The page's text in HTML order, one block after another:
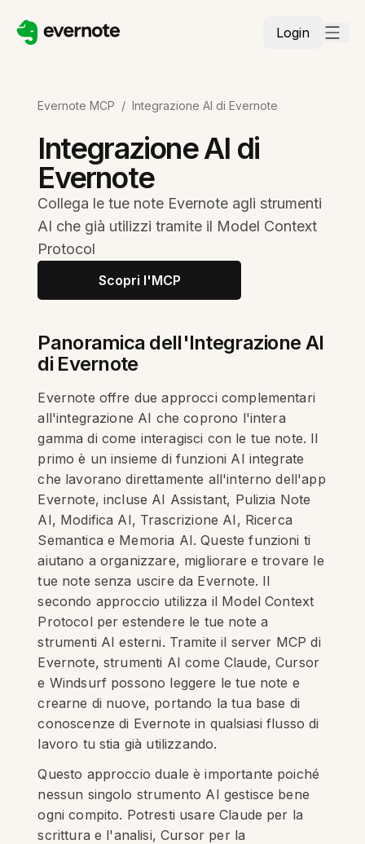
Login
Evernote MCP / Integrazione AI di Evernote
Integrazione AI di
Evernote
Collega le tue note Evernote agli strumenti
AI che già utilizzi tramite il Model Context
Protocol
Scopri l'MCP
Panoramica dell'Integrazione AI
di Evernote
Evernote offre due approcci complementari
all'integrazione AI che coprono l'intera
gamma di come interagisci con le tue note. Il
primo è un insieme di funzioni AI integrate
che lavorano direttamente all'interno dell'app
Evernote, incluse AI Assistant, Pulizia Note
AI, Modifica AI, Trascrizione AI, Ricerca
Semantica e Memoria AI. Queste funzioni ti
aiutano a organizzare, migliorare e trovare le
tue note senza uscire da Evernote. Il
secondo approccio utilizza il Model Context
Protocol per estendere le tue note a
strumenti AI esterni. Tramite il server MCP di
Evernote, strumenti AI come Claude, Cursor
e Windsurf possono leggere le tue note e
crearne di nuove, portando la tua base di
conoscenze di Evernote in qualsiasi flusso di
lavoro tu stia già utilizzando.
Questo approccio duale è importante poiché
nessun singolo strumento AI gestisce bene
ogni compito. Potresti usare Claude per la
scrittura e l'analisi, Cursor per la